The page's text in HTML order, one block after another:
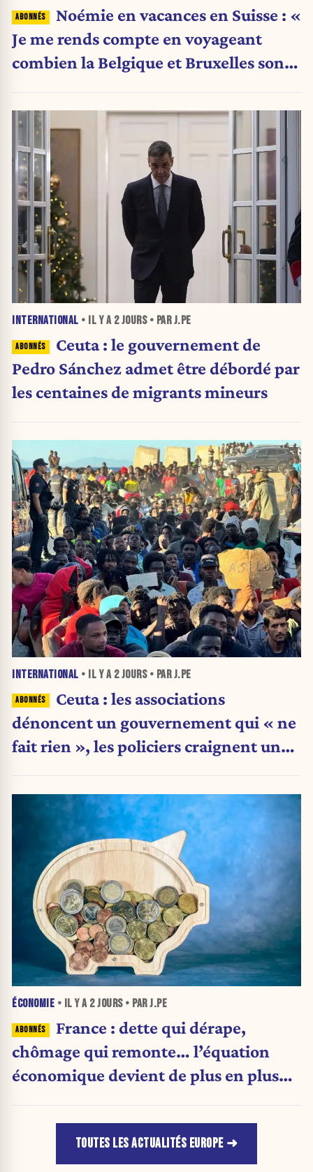
Noémie en vacances en Suisse : «
Je me rends compte en voyageant
combien la Belgique et Bruxelles sont
INTERNATIONAL • IL Y A 2 JOURS• PAR J.PE
Ceuta : le gouvernement de
Pedro Sánchez admet être débordé par
les centaines de migrants mineurs
INTERNATIONAL • IL Y A 2 JOURS• PAR J.PE
Ceuta : les associations
dénoncent un gouvernement qui « ne
fait rien », les policiers craignent une
ÉCONOMIE • IL Y A 2 JOURS• PAR J.PE
France : dette qui dérape,
chômage qui remonte… l’équation
économique devient de plus en plus
TOUTES LES ACTUALITÉS EUROPE